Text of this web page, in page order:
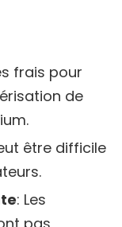
frais pour
de
être difficile
: Les